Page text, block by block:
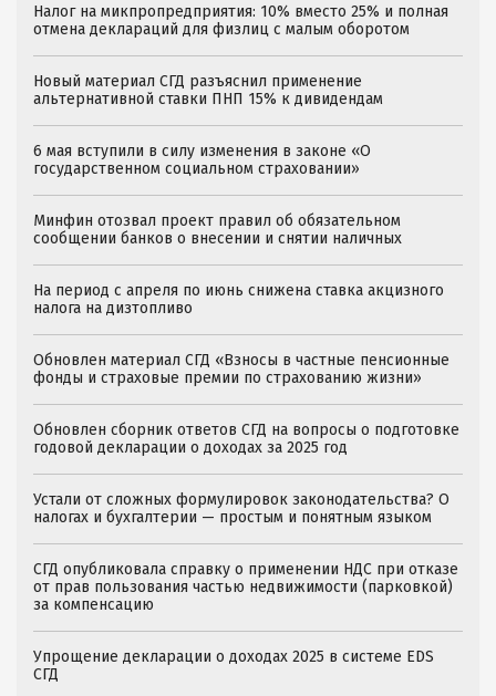
Налог на микпропредприятия: 10% вместо 25% и полная
отмена деклараций для физлиц с малым оборотом
Новый материал СГД разъяснил применение
альтернативной ставки ПНП 15% к дивидендам
6 мая вступили в силу изменения в законе «О
государственном социальном страховании»
Минфин отозвал проект правил об обязательном
сообщении банков о внесении и снятии наличных
На период с апреля по июнь снижена ставка акцизного
налога на дизтопливо
Обновлен материал СГД «Взносы в частные пенсионные
фонды и страховые премии по страхованию жизни»
Обновлен сборник ответов СГД на вопросы о подготовке
годовой декларации о доходах за 2025 год
Устали от сложных формулировок законодательства? О
налогах и бухгалтерии — простым и понятным языком
СГД опубликовала справку о применении НДС при отказе
от прав пользования частью недвижимости (парковкой)
за компенсацию
Упрощение декларации о доходах 2025 в системе EDS
СГД